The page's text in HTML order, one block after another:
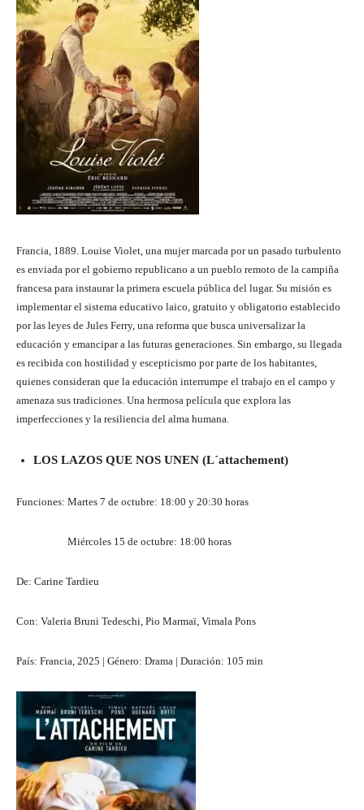
Francia, 1889. Louise Violet, una mujer marcada por un pasado turbulento
es enviada por el gobierno republicano a un pueblo remoto de la campiña
francesa para instaurar la primera escuela pública del lugar. Su misión es
implementar el sistema educativo laico, gratuito y obligatorio establecido
por las leyes de Jules Ferry, una reforma que busca universalizar la
educación y emancipar a las futuras generaciones. Sin embargo, su llegada
es recibida con hostilidad y escepticismo por parte de los habitantes,
quienes consideran que la educación interrumpe el trabajo en el campo y
amenaza sus tradiciones. Una hermosa película que explora las
imperfecciones y la resiliencia del alma humana.
LOS LAZOS QUE NOS UNEN (L´attachement)
Funciones: Martes 7 de octubre: 18:00 y 20:30 horas
Miércoles 15 de octubre: 18:00 horas
De: Carine Tardieu
Con: Valeria Bruni Tedeschi, Pio Marmaï, Vimala Pons
País: Francia, 2025 | Género: Drama | Duración: 105 min